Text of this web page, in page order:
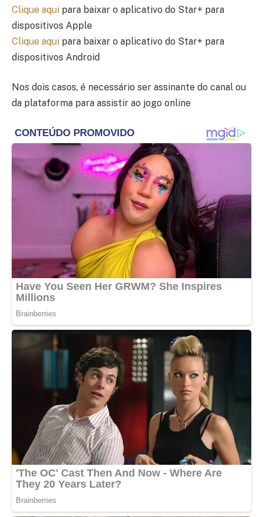
Clique aqui para baixar o aplicativo do Star+ para
dispositivos Apple
Clique aqui para baixar o aplicativo do Star+ para
dispositivos Android
Nos dois casos, é necessário ser assinante do canal ou
da plataforma para assistir ao jogo online